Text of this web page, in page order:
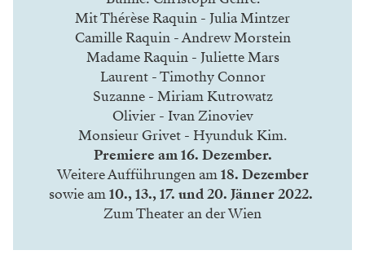
Mit Thérèse Raquin - Julia Mintzer
Camille Raquin - Andrew Morstein
Madame Raquin - Juliette Mars
Laurent - Timothy Connor
Suzanne - Miriam Kutrowatz
Olivier - Ivan Zinoviev
Monsieur Grivet - Hyunduk Kim.
Premiere am 16. Dezember.
Weitere Aufführungen am18. Dezember
sowie am10., 13., 17. und 20. Jänner 2022.
Zum Theater an der Wien